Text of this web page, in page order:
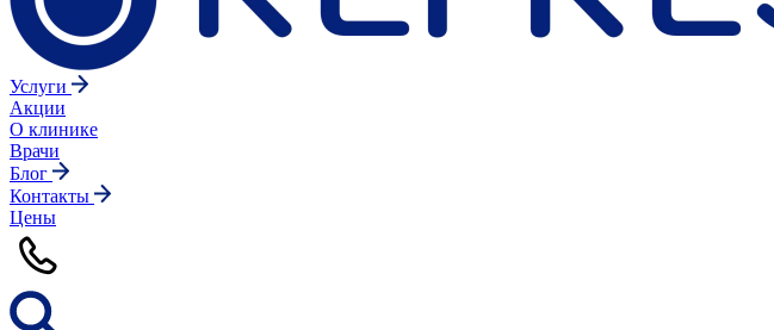
Услуги
Акции
О клинике
Врачи
Блог
Контакты
Цены